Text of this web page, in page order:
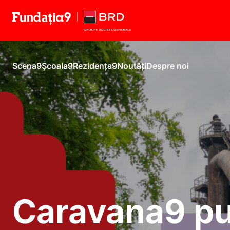
Scena9Școala9Rezidența9NoutățiDespre noi
Caravana9